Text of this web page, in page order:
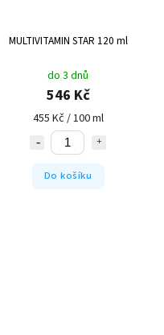
MULTIVITAMIN STAR 120 ml
do 3 dnů
546 Kč
455 Kč / 100 ml
Do košíku